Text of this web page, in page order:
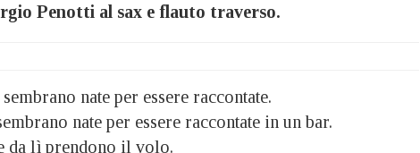
Penotti al sax e flauto traverso.
nate per essere raccontate.
nate per essere raccontate in un bar.
da lì prendono il volo.